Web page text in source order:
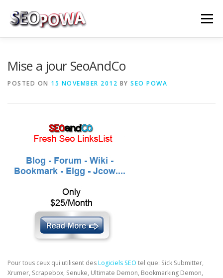
Menu
Mise a jour SeoAndCo
POSTED ON 15 NOVEMBER 2012 BY SEO POWA
Pour tous ceux qui utilisent desLogiciels SEO tel que: Sick Submitter,
Xrumer, Scrapebox, Senuke, Ultimate Demon, Bookmarking Demon,